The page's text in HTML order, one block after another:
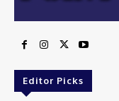
Editor Picks